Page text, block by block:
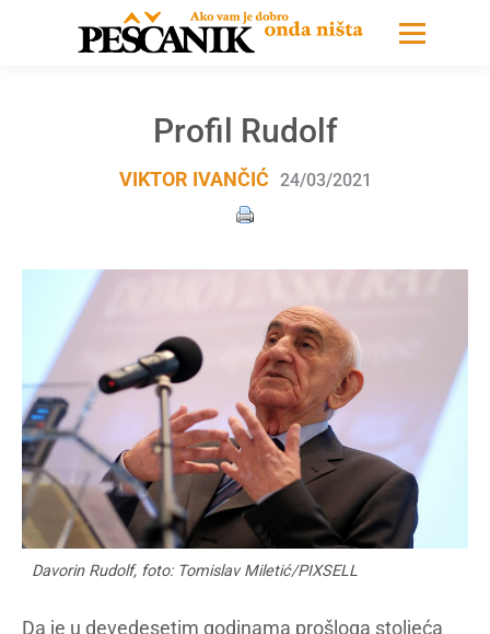
Profil Rudolf
VIKTOR IVANČIĆ 24/03/2021
Davorin Rudolf, foto: Tomislav Miletić/PIXSELL
Da je u devedesetim godinama prošloga stoljeća